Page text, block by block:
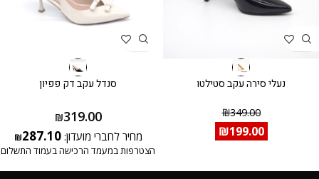
נעלי סירה עקב סטילטו
₪349.00
₪199.00
סנדל עקב דק פפיון
₪319.00
מחיר לחברי מועדון: ₪287.10
הצטרפות במעמד הרכישה בעמוד התשלום